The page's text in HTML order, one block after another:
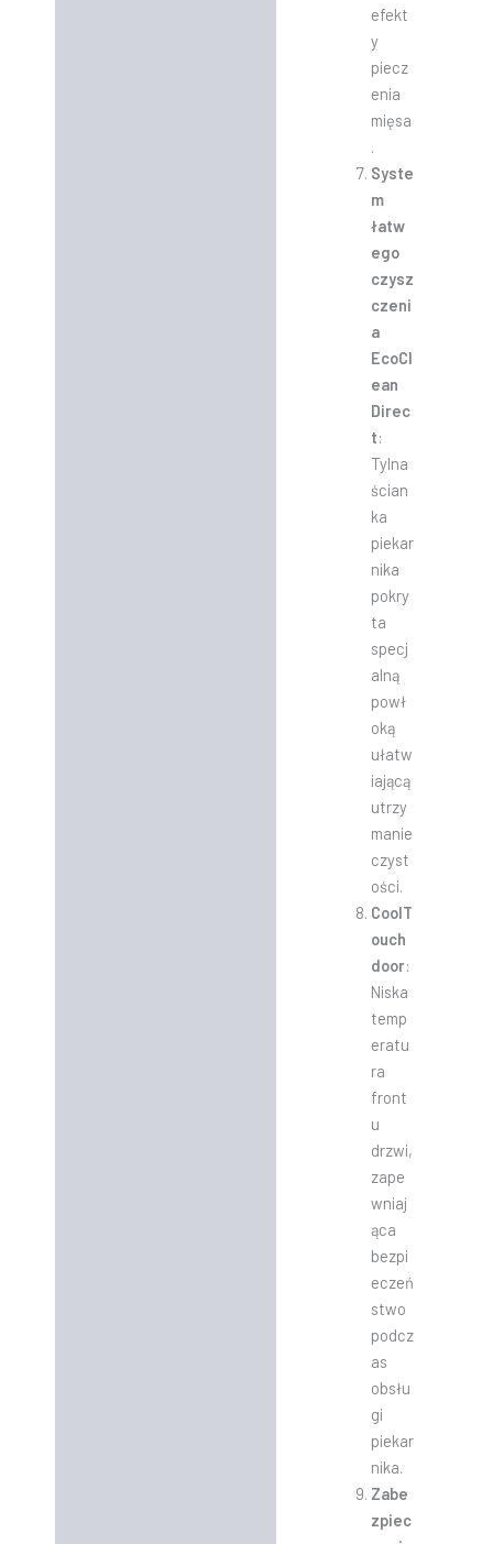
efekt
y
piecz
enia
mięsa
.
Syste
m
łatw
ego
czysz
czeni
a
EcoCl
ean
Direc
t:
Tylna
ścian
ka
piekar
nika
pokry
ta
specj
alną
powł
oką
ułatw
iającą
utrzy
manie
czyst
ości.
CoolT
ouch
door:
Niska
temp
eratu
ra
front
u
drzwi,
zape
wniaj
ąca
bezpi
eczeń
stwo
podcz
as
obsłu
gi
piekar
nika.
Zabe
zpiec